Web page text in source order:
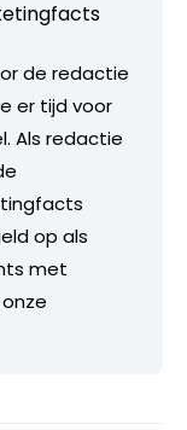
de redactie
er tijd voor
Als redactie
op als
met